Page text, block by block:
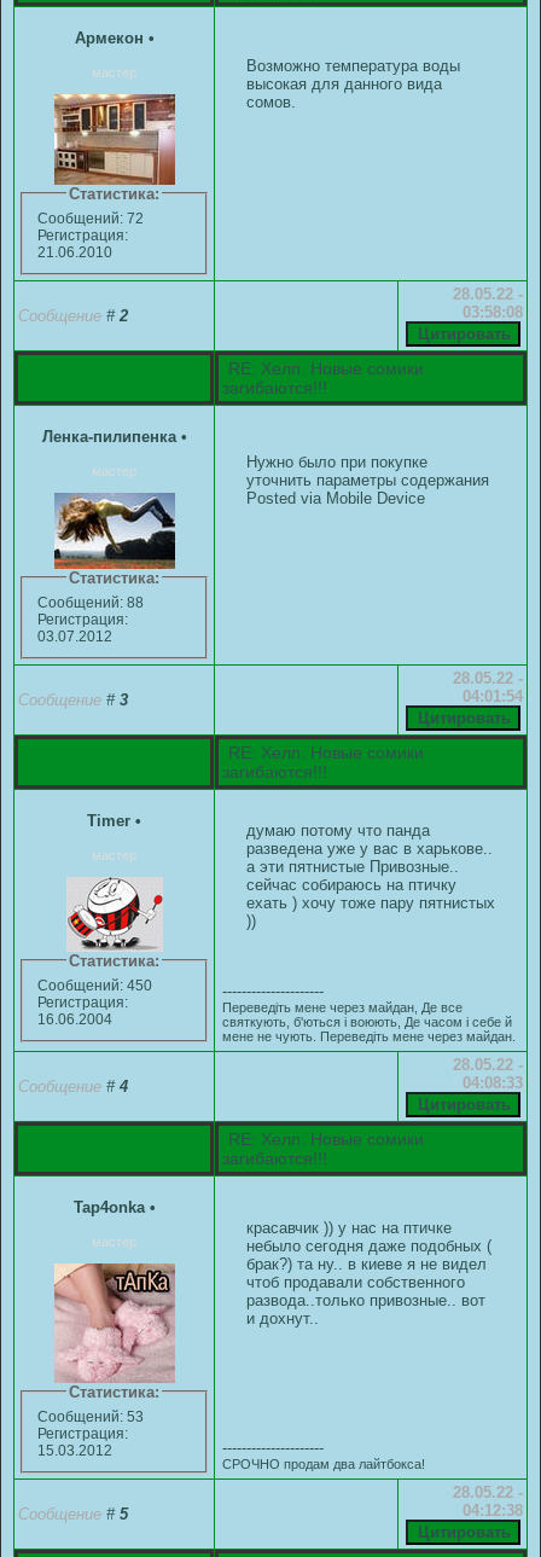
Армекон •
мастер
Статистика:
Сообщений: 72
Регистрация:
21.06.2010
Возможно температура воды
высокая для данного вида
сомов.
Сообщение # 2
28.05.22 -
03:58:08
RE: Хелп. Новые сомики
загибаются!!!
Ленка-пилипенка •
мастер
Статистика:
Сообщений: 88
Регистрация:
03.07.2012
Нужно было при покупке
уточнить параметры содержания
Posted via Mobile Device
Сообщение # 3
28.05.22 -
04:01:54
RE: Хелп. Новые сомики
загибаются!!!
Timer •
мастер
Статистика:
Сообщений: 450
Регистрация:
16.06.2004
думаю потому что панда
разведена уже у вас в харькове..
а эти пятнистые Привозные..
сейчас собираюсь на птичку
ехать ) хочу тоже пару пятнистых
))
---------------------
Переведіть мене через майдан, Де все
святкують, б'ються і воюють, Де часом і себе й
мене не чують. Переведіть мене через майдан.
Сообщение # 4
28.05.22 -
04:08:33
RE: Хелп. Новые сомики
загибаются!!!
Tap4onka •
мастер
Статистика:
Сообщений: 53
Регистрация:
15.03.2012
красавчик )) у нас на птичке
небыло сегодня даже подобных (
брак?) та ну.. в киеве я не видел
чтоб продавали собственного
развода..только привозные.. вот
и дохнут..
---------------------
СРОЧНО продам два лайтбокса!
Сообщение # 5
28.05.22 -
04:12:38